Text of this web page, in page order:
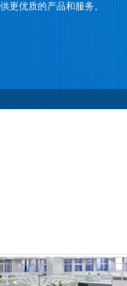
更优质的产品和服务。